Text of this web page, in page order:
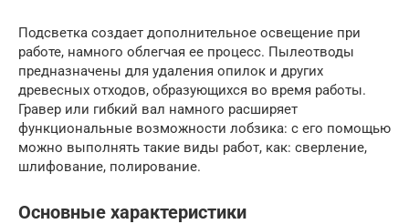
Подсветка создает дополнительное освещение при
работе, намного облегчая ее процесс. Пылеотводы
предназначены для удаления опилок и других
древесных отходов, образующихся во время работы.
Гравер или гибкий вал намного расширяет
функциональные возможности лобзика: с его помощью
можно выполнять такие виды работ, как: сверление,
шлифование, полирование.
Основные характеристики